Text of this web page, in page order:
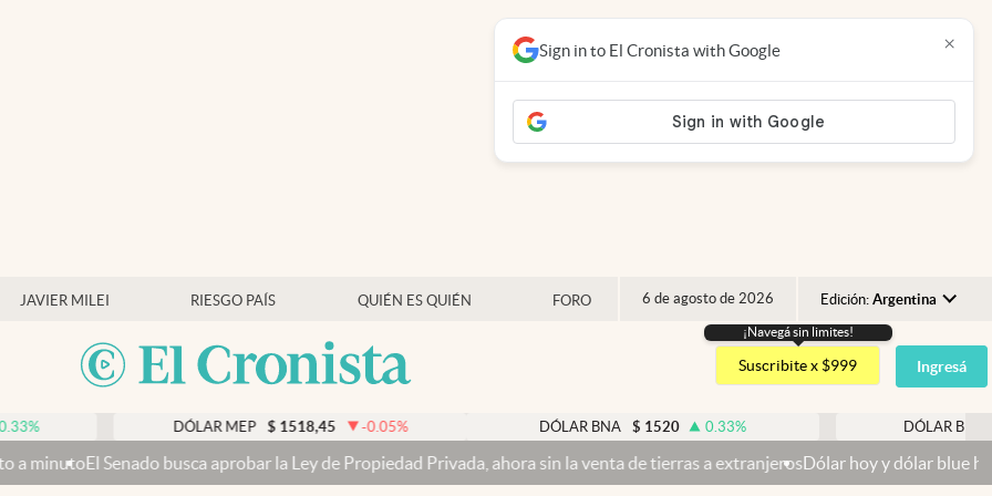
JAVIER MILEI RIESGO PAÍS QUIÉN ES QUIÉN FORO 6 de agosto de 2026 Edición: Argentina
Argentina
España
USA
Colombia
¡Navegá sin limites!
Suscribite x $999 Ingresá
DÓLAR MEP $ 1518,45 -0.05% DÓLAR BNA $ 1520 0.33% DÓLAR BLUE $ 1540
busca aprobar la Ley de Propiedad Privada, ahora sin la venta de tierras a extranjerosDólar hoy y dólar blue hoy: cuál es la
Sign in to El Cronista with Google ×